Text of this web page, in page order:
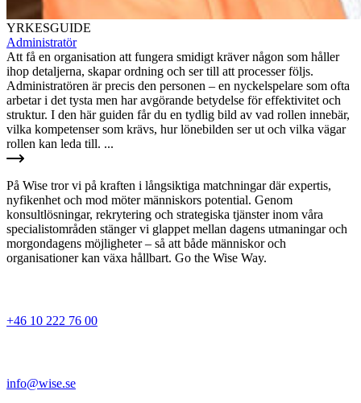
YRKESGUIDE
Administratör
Att få en organisation att fungera smidigt kräver någon som håller
ihop detaljerna, skapar ordning och ser till att processer följs.
Administratören är precis den personen – en nyckelspelare som ofta
arbetar i det tysta men har avgörande betydelse för effektivitet och
struktur. I den här guiden får du en tydlig bild av vad rollen innebär,
vilka kompetenser som krävs, hur lönebilden ser ut och vilka vägar
rollen kan leda till. ...
På Wise tror vi på kraften i långsiktiga matchningar där expertis,
nyfikenhet och mod möter människors potential. Genom
konsultlösningar, rekrytering och strategiska tjänster inom våra
specialistområden stänger vi glappet mellan dagens utmaningar och
morgondagens möjligheter – så att både människor och
organisationer kan växa hållbart. Go the Wise Way.
+46 10 222 76 00
info@wise.se